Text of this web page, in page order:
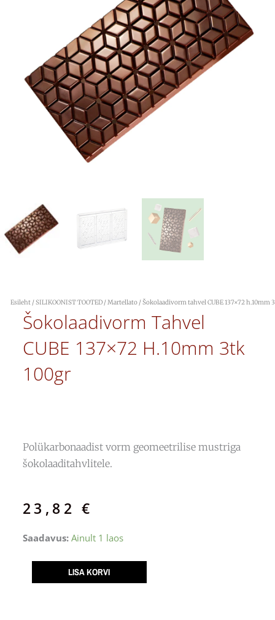
Esileht /SILIKOONIST TOOTED /Martellato / Šokolaadivorm tahvel CUBE 137×72 h.10mm
Šokolaadivorm Tahvel
CUBE 137×72 H.10mm 3tk
100gr
Polükarbonaadist vorm geomeetrilise mustriga
šokolaaditahvlitele.
23,82€
Saadavus: Ainult 1 laos
Šokolaadivorm
LISA KORVI